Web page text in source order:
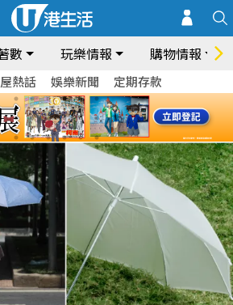
數 玩樂情報 購物情報
熱話 娛樂新聞 定期存款